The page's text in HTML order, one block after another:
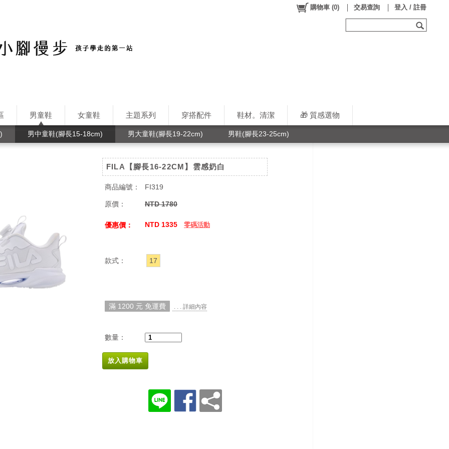
男童鞋 女童鞋 主題系列 穿搭配件 鞋材。清潔 🎁 質感選物
購物車 (0) 交易查詢 登入 / 註冊
男中童鞋(腳長15-18cm) 男大童鞋(腳長19-22cm) 男鞋(腳長23-25cm)
FILA【腳長16-22CM】雲感奶白
商品編號： FI319
原價： NTD 1780
優惠價： NTD 1335 零碼活動
款式： 17
滿 1200 元 免運費 . . . 詳細內容
數量：
放入購物車